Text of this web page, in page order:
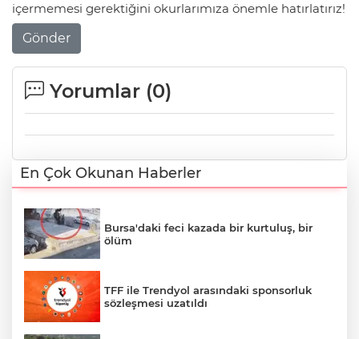
içermemesi gerektiğini okurlarımıza önemle hatırlatırız!
Gönder
Yorumlar (0)
En Çok Okunan Haberler
Bursa'daki feci kazada bir kurtuluş, bir
ölüm
TFF ile Trendyol arasındaki sponsorluk
sözleşmesi uzatıldı